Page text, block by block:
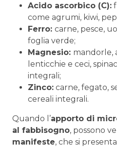
Acido ascorbico (C):
come agrumi, kiwi,
Ferro: carne, pesce,
foglia verde;
Magnesio: mandorle,
lenticchie e ceci,
integrali;
Zinco: carne, fegato,
cereali integrali.
Quando l’apporto di
al fabbisogno, possono
manifeste, che si